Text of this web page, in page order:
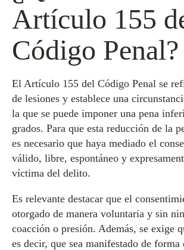
Artículo 155
Código Penal?
El Artículo 155 del Código Penal se
de lesiones y establece una
la que se puede imponer una pena
grados. Para que esta reducción de la
es necesario que haya mediado el
válido, libre, espontáneo y
víctima del delito.
Es relevante destacar que el
otorgado de manera voluntaria y sin
coacción o presión. Además, se exige
es decir, que sea manifestado de